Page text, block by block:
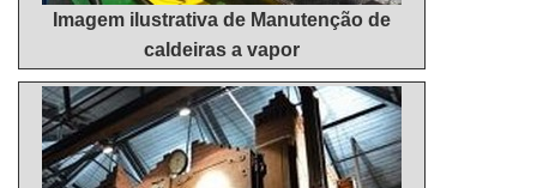
tenham ótima qualidade e precisão, detalhes que
passam despercebidos e podem gerar prejuízo
futuros para os clientes.Isso tudo é a razão pela
qual a Master Serviços e Usinagem é uma
companhia altamente qualificada quando se trata
do segmento de metalização por ARC SPRAY,
Imagem ilustrativa de Manutenção de
caldeiras a vapor